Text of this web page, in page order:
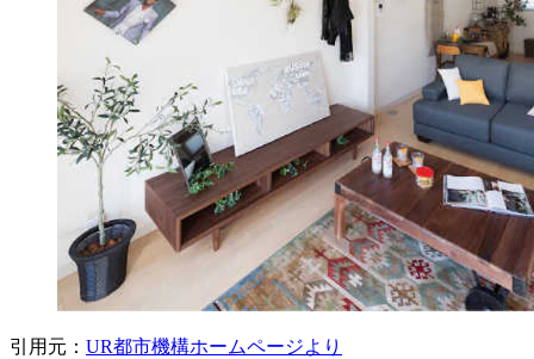
引用元： UR都市機構ホームページより